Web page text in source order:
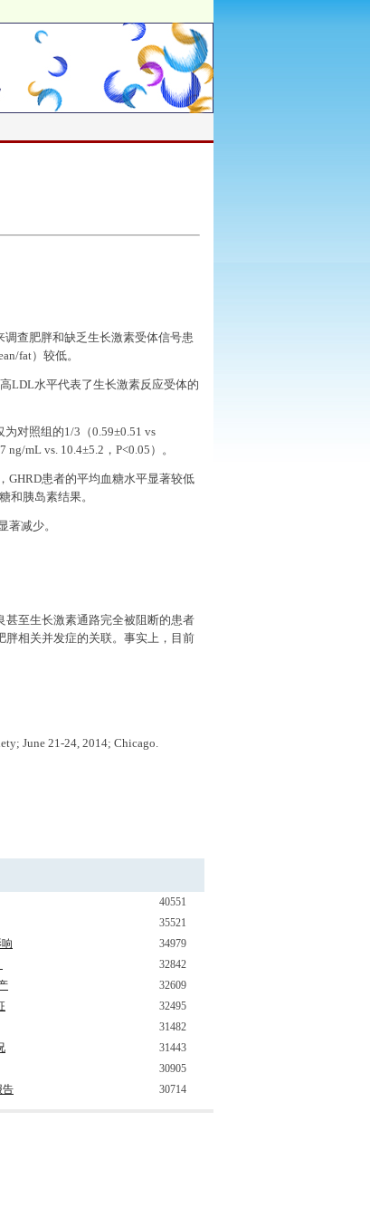
查肥胖和缺乏生长激素受体信号患
fat）较低。
LDL水平代表了生长激素反应受体的
为对照组的1/3 （0.59±0.51 vs
ng/mL vs. 10.4±5.2 ， P<0.05 ）。
GHRD患者的平均血糖水平显著较低
和胰岛素结果。
著减少。
至生长激素通路完全被阻断的患者
相关并发症的关联。事实上，目前
June 21-24, 2014; Chicago.
40551
35521
34979
32842
32609
32495
31482
31443
30905
告
30714